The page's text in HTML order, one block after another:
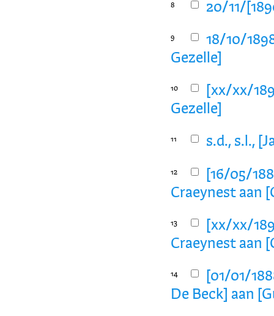
8 20/11/
9
18/10/
Gezelle]
10
[xx/xx/
Gezelle]
11 s.d., s.l.,
12
[16/05/
Craeynest aan
13
[xx/xx/
Craeynest aan
14
[01/01/
De Beck] aan